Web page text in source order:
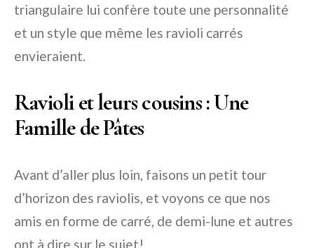
triangulaire lui confère toute une personnalité
et un style que même les ravioli carrés
envieraient.
Ravioli et leurs cousins : Une
Famille de Pâtes
Avant d’aller plus loin, faisons un petit tour
d’horizon des raviolis, et voyons ce que nos
amis en forme de carré, de demi-lune et autres
ont à dire sur le sujet!